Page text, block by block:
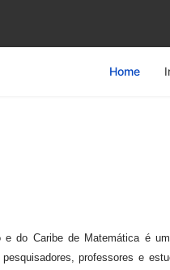
Home
e do Caribe de Matemática é
professores e